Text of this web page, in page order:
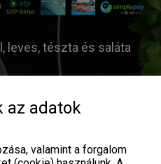
leves, tészta és saláta
Brunch - 2026 |
az adatok
valamint a forgalom